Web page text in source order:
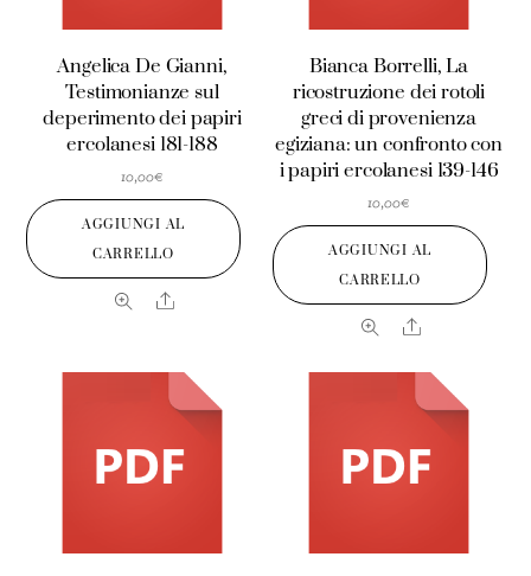
Angelica De Gianni,
Testimonianze sul
deperimento dei papiri
ercolanesi 181-188
10,00€
AGGIUNGI AL
CARRELLO
Share
Bianca Borrelli, La
ricostruzione dei rotoli
greci di provenienza
egiziana: un confronto con
i papiri ercolanesi 139-146
10,00€
AGGIUNGI AL
CARRELLO
Share